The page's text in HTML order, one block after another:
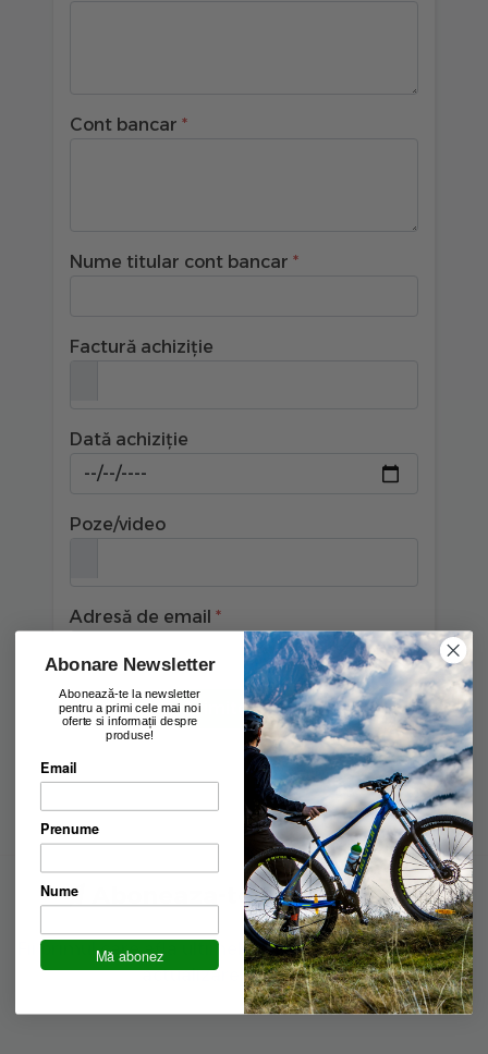
Cont bancar
Nume titular cont bancar
Factură achiziție
Dată achiziție
Poze/video
Adresă de email
Trimite ticket
Aboneaza-te la newsletter
Fii primul care afla ultimele oferte exclusive și ultima
actualizare de produse.
Abonare Newsletter
Abonează-te la newsletter
pentru a primi cele mai noi
oferte si informații despre
produse!
Email
Prenume
Nume
Mă abonez